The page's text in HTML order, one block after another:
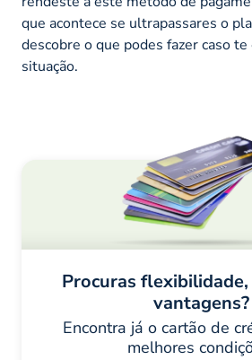
que acontece se ultrapassares o
descobre o que podes fazer caso
situação.
Procuras
vantagens?
Encontra já o cartão de
melhores